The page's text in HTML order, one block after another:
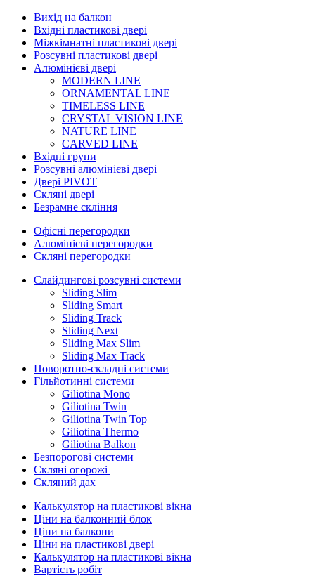
Вихід на балкон
Вхідні пластикові двері
Міжкімнатні пластикові двері
Розсувні пластикові двері
Алюмінієві двері
MODERN LINE
ORNAMENTAL LINE
TIMELESS LINE
CRYSTAL VISION LINE
NATURE LINE
CARVED LINE
Вхідні групи
Розсувні алюмінієві двері
Двері PIVOT
Скляні двері
Безрамне скління
Офісні перегородки
Алюмінієві перегородки
Скляні перегородки
Слайдингові розсувні системи
Sliding Slim
Sliding Smart
Sliding Track
Sliding Next
Sliding Max Slim
Sliding Max Track
Поворотно-складні системи
Гільйотинні системи
Giliotina Mono
Giliotina Twin
Giliotina Twin Top
Giliotina Thermo
Giliotina Balkon
Безпорогові системи
Скляні огорожі
Скляний дах
Калькулятор на пластикові вікна
Ціни на балконний блок
Ціни на балкони
Ціни на пластикові двері
Калькулятор на пластикові вікна
Вартість робіт